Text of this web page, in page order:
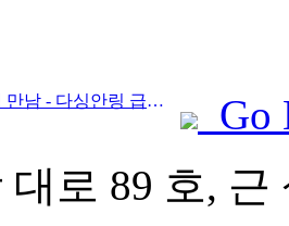
Prev:'후룬부이 삼림 만남 - 다싱안링 급행열차 - 별빛 열차 - 천이 여행' 관광열차가 첫 운행을 시작합니다.
Go
대로 89 호, 근